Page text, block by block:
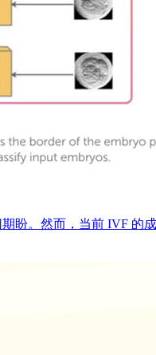
。然而，当前 IVF 的